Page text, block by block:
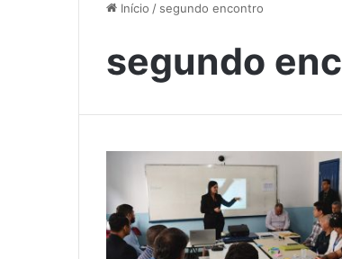
Início / segundo encontro
segundo